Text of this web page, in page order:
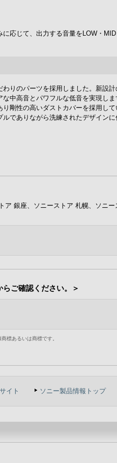
応じて、出力する音量をLOW・
りのパーツを採用しました。新設
中高音とパワフルな低音を実現し
剛性の高いダストカバーを採用して
でありながら洗練されたデザインに
ア 銀座、ソニーストア 札幌、ソニ
ご確認ください。＞
標あるいは商標です。
イト ソニー製品情報トップ